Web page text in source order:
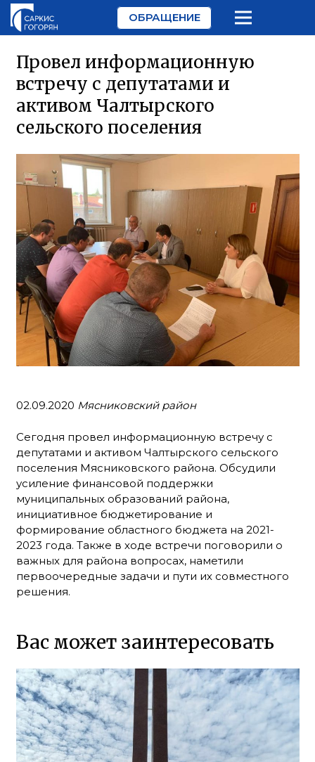
ОБРАЩЕНИЕ
Провел информационную
встречу с депутатами и
активом Чалтырского
сельского поселения
02.09.2020 Мясниковский район
Сегодня провел информационную встречу с
депутатами и активом Чалтырского сельского
поселения Мясниковского района. Обсудили
усиление финансовой поддержки
муниципальных образований района,
инициативное бюджетирование и
формирование областного бюджета на 2021-
2023 года. Также в ходе встречи поговорили о
важных для района вопросах, наметили
первоочередные задачи и пути их совместного
решения.
Вас может заинтересовать